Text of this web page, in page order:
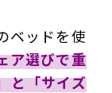
ベッドを使
ア選びで重
と「サイズ